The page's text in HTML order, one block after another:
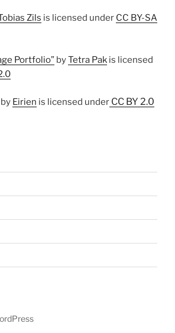
Zils is licensed under CC BY-SA
Portfolio” byTetra Pak is licensed
by Eirien is licensed under CC BY 2.0